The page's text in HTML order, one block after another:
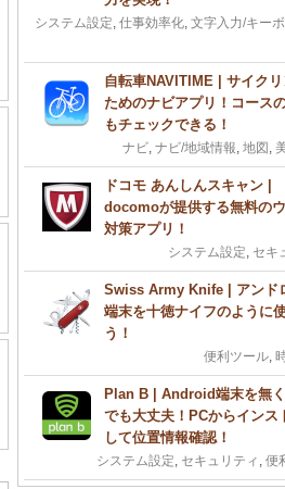
システム設定, 仕事効率化, 文字入力/キー
自転車NAVITIME | サイク
ためのナビアプリ！コース
もチェックできる！
ナビ, ナビ/地域情報, 地図 ,
ドコモ あんしんスキャン |
docomoが提供する無料の
対策アプリ！
システム設定, セキ
Swiss Army Knife | アンド
端末を十徳ナイフのように
う！
便利ツール,
Plan B | Android端末を無
でも大丈夫！PCからインス
して位置情報確認！
システム設定, セキュリティ , 便